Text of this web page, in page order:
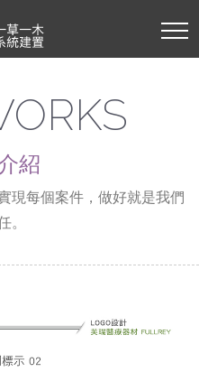
紹
現每個案件，做好就是我們
。